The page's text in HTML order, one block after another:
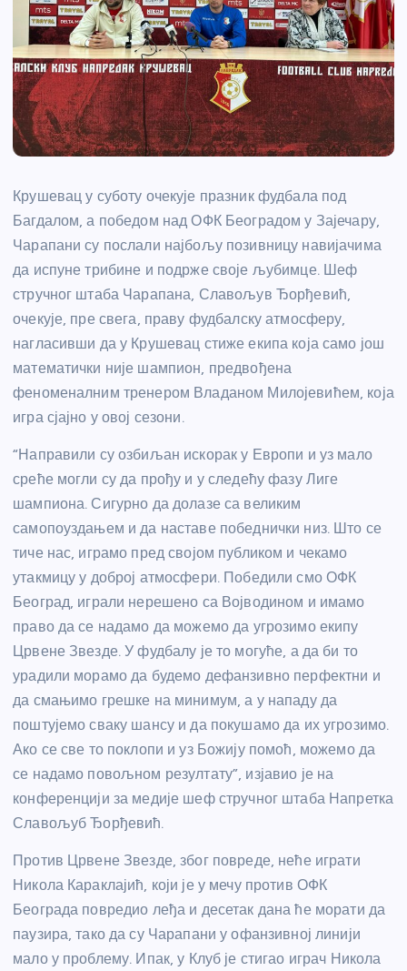
Крушевац у суботу очекује празник фудбала под
Багдалом, а победом над ОФК Београдом у Зајечару,
Чарапани су послали најбољу позивницу навијачима
да испуне трибине и подрже своје љубимце. Шеф
стручног штаба Чарапана, Славољув Ђорђевић,
очекује, пре свега, праву фудбалску атмосферу,
нагласивши да у Крушевац стиже екипа која само још
математички није шампион, предвођена
феноменалним тренером Владаном Милојевићем, која
игра сјајно у овој сезони.
“Направили су озбиљан искорак у Европи и уз мало
среће могли су да прођу и у следећу фазу Лиге
шампиона. Сигурно да долазе са великим
самопоуздањем и да наставе победнички низ. Што се
тиче нас, играмо пред својом публиком и чекамо
утакмицу у доброј атмосфери. Победили смо ОФК
Београд, играли нерешено са Војводином и имамо
право да се надамо да можемо да угрозимо екипу
Црвене Звезде. У фудбалу је то могуће, а да би то
урадили морамо да будемо дефанзивно перфектни и
да смањимо грешке на минимум, а у нападу да
поштујемо сваку шансу и да покушамо да их угрозимо.
Ако се све то поклопи и уз Божију помоћ, можемо да
се надамо повољном резултату”, изјавио је на
конференцији за медије шеф стручног штаба Напретка
Славољуб Ђорђевић.
Против Црвене Звезде, због повреде, неће играти
Никола Караклајић, који је у мечу против ОФК
Београда повредио леђа и десетак дана ће морати да
паузира, тако да су Чарапани у офанзивној линији
мало у проблему. Ипак, у Клуб је стигао играч Никола